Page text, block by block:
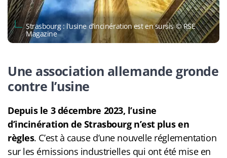
Strasbourg : l’usine d’incinération est en sursis © RSE
Magazine
Une association allemande gronde
contre l’usine
Depuis le 3 décembre 2023, l’usine
d’incinération de Strasbourg n’est plus en
règles. C’est à cause d’une nouvelle réglementation
sur les émissions industrielles qui ont été mise en